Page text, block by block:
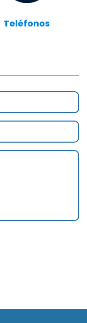
Teléfonos